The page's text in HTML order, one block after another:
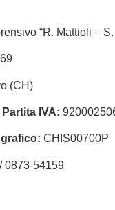
“R. Mattioli – S.
(CH)
IVA:
CHIS00700P
0873-54159